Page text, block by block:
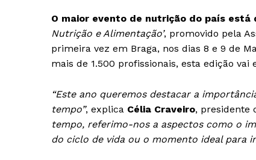
O maior evento de nutrição do país está
Nutrição e Alimentação’, promovido pela
primeira vez em Braga, nos dias 8 e 9 de
mais de 1.500 profissionais, esta edição
“Este ano queremos destacar a
tempo”, explica Célia Craveiro, presidente
tempo, referimo-nos a aspectos como o
do ciclo de vida ou o momento ideal para